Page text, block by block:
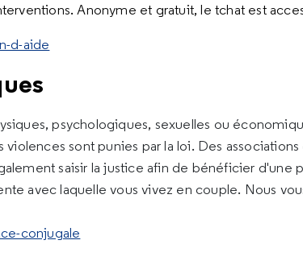
Anonyme et gratuit, le tchat est
d-aide
psychologiques, sexuelles ou
sont punies par la loi. Des
saisir la justice afin de bénéficier
avec laquelle vous vivez en couple. Nous
conjugale